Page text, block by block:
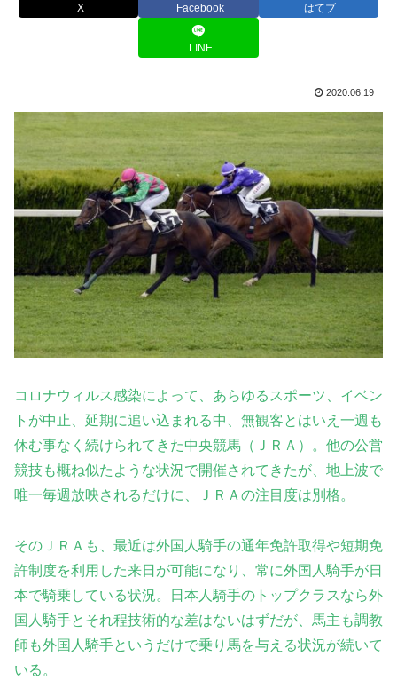
X Facebook はてブ
LINE
2020.06.19
コロナウィルス感染によって、あらゆるスポーツ、イベン
トが中止、延期に追い込まれる中、無観客とはいえ一週も
休む事なく続けられてきた中央競馬（ＪＲＡ）。他の公営
競技も概ね似たような状況で開催されてきたが、地上波で
唯一毎週放映されるだけに、ＪＲＡの注目度は別格。
そのＪＲＡも、最近は外国人騎手の通年免許取得や短期免
許制度を利用した来日が可能になり、常に外国人騎手が日
本で騎乗している状況。日本人騎手のトップクラスなら外
国人騎手とそれ程技術的な差はないはずだが、馬主も調教
師も外国人騎手というだけで乗り馬を与える状況が続いて
いる。